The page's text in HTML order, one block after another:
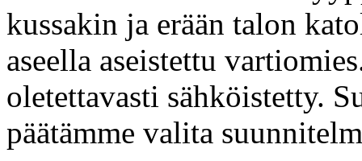
kussakin ja erään talon
aseella aseistettu
oletettavasti sähköistetty.
päätämme valita